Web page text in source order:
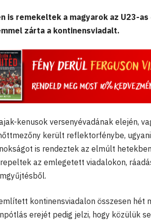
is remekeltek a magyarok az U23-
zárta a kontinensviadalt.
kenusok versenyévadának elején,
került reflektorfénybe,
is rendeztek az elmúlt
az emlegetett viadalokon,
kontinensviadalon összesen hét
erejét pedig jelzi, hogy közülük